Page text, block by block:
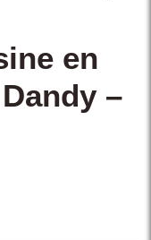
en
–